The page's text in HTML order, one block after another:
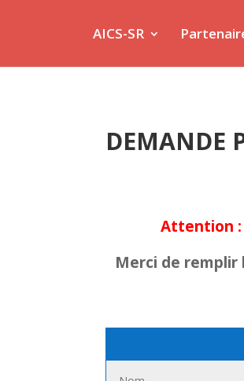
AICS-SR
DEMANDE
Attention :
Merci de remplir